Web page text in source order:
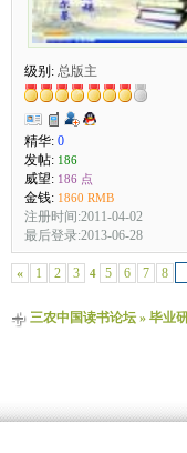
级别: 总版主
精华: 0
发帖: 186
威望: 186 点
金钱: 1860 RMB
注册时间:2011-04-02
最后登录:2013-06-28
« 1 2 3 4 5 6 7 8
三农中国读书论坛» 毕业